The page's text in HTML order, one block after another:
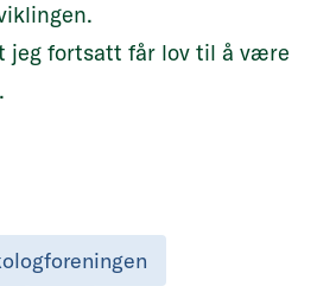
jeg fortsatt får lov til å være